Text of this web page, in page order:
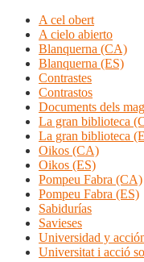
A cel obert
A cielo abierto
Blanquerna (CA)
Blanquerna (ES)
Contrastes
Contrastos
Documents dels
La gran biblioteca
La gran biblioteca
Oikos (CA)
Oikos (ES)
Pompeu Fabra (CA)
Pompeu Fabra (ES)
Sabidurías
Savieses
Universidad y
Universitat i acció